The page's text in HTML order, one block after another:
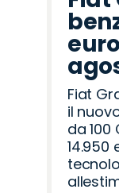
Fiat
il
da 100
14.950